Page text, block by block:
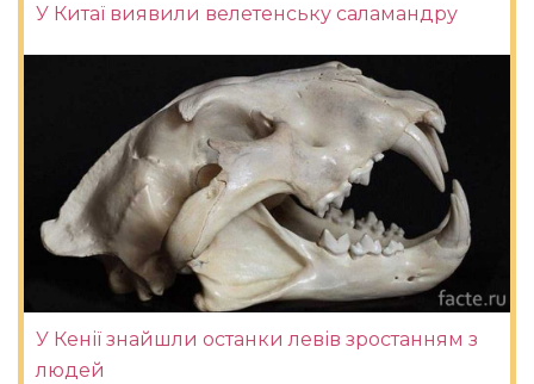
У Китаї виявили велетенську саламандру
У Кенії знайшли останки левів зростанням з
людей